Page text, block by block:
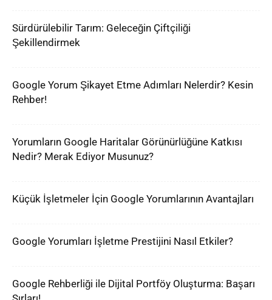
Sürdürülebilir Tarım: Geleceğin Çiftçiliği
Şekillendirmek
Google Yorum Şikayet Etme Adımları Nelerdir? Kesin
Rehber!
Yorumların Google Haritalar Görünürlüğüne Katkısı
Nedir? Merak Ediyor Musunuz?
Küçük İşletmeler İçin Google Yorumlarının Avantajları
Google Yorumları İşletme Prestijini Nasıl Etkiler?
Google Rehberliği ile Dijital Portföy Oluşturma: Başarı